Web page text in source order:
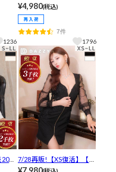
ッ
ッ
ャ
バ
1236
売】殿堂入りSEXYカシュ
クールVネックノースリー
ブタイトミニ丈キャバド
レス
¥4,980(税込)
7件
1796
7/28再販!【XS復活】【累
計3800枚販売】「胸も足